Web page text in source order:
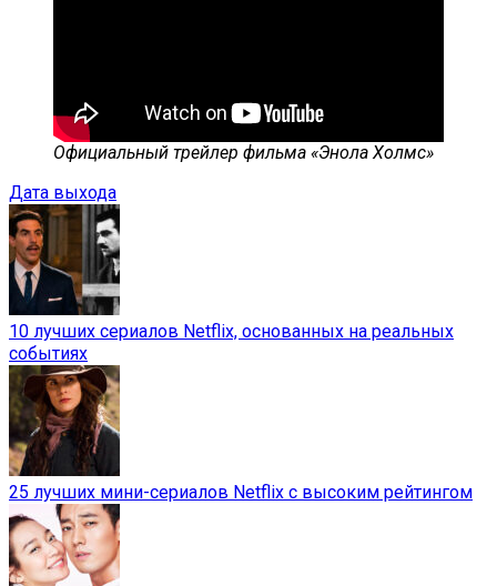
Официальный трейлер фильма «Энола Холмс»
Дата выхода
10 лучших сериалов Netflix, основанных на реальных
событиях
25 лучших мини-сериалов Netflix с высоким рейтингом